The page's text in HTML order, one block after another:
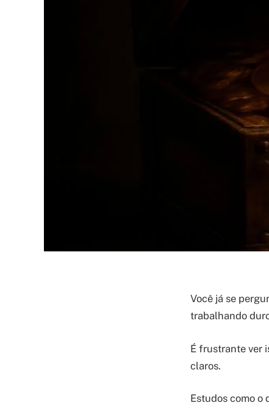
Você já se
trabalhando
É frustrante ver
claros.
Estudos como o